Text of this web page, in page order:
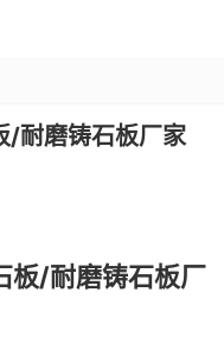
/耐磨铸石板厂家
板/耐磨铸石板厂